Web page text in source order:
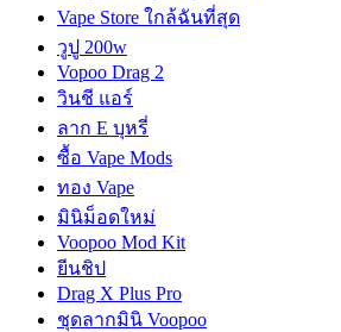
Vape Store ใกล้ฉันที่สุด
วูปู 200w
Vopoo Drag 2
วินชี แอร์
ลาก E บุหรี่
ซื้อ Vape Mods
ทอง Vape
มินิม็อดใหม่
Voopoo Mod Kit
ยีนชิป
Drag X Plus Pro
ชุดลากมินิ Voopoo